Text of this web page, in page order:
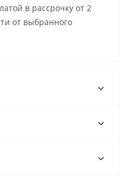
в рассрочку от 2
от выбранного